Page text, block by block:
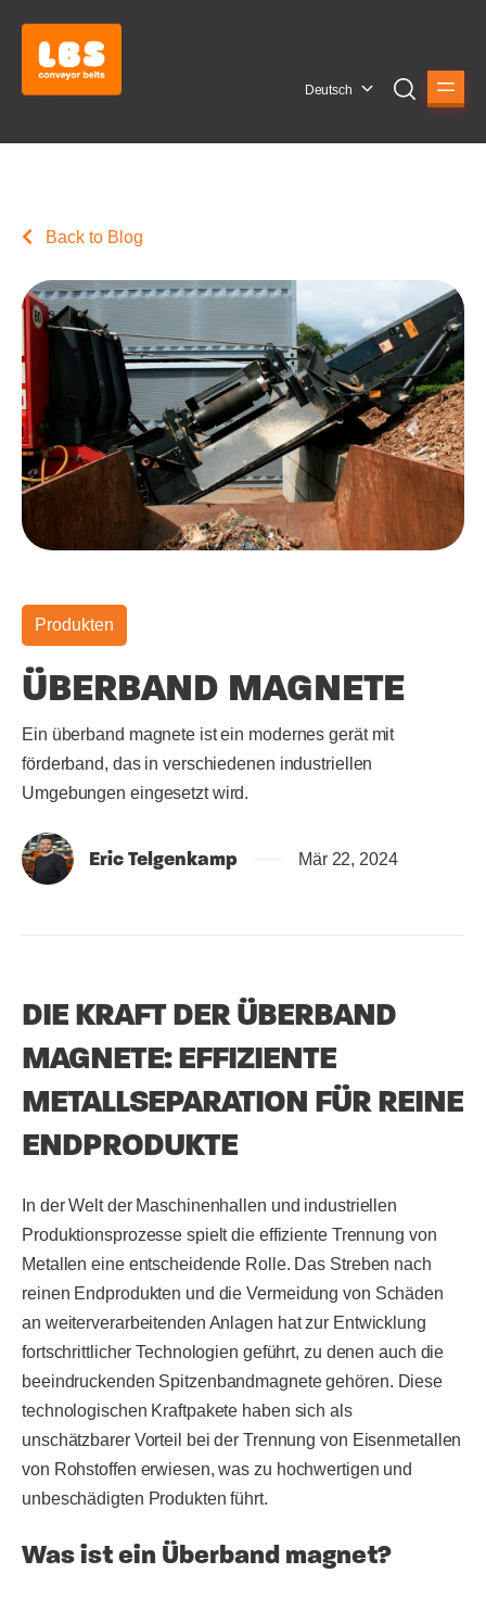
Deutsch
Back to Blog
Produkten
ÜBERBAND MAGNETE
Ein überband magnete ist ein modernes gerät mit
förderband, das in verschiedenen industriellen
Umgebungen eingesetzt wird.
Eric Telgenkamp Mär 22, 2024
DIE KRAFT DER ÜBERBAND
MAGNETE: EFFIZIENTE
METALLSEPARATION FÜR REINE
ENDPRODUKTE
In der Welt der Maschinenhallen und industriellen
Produktionsprozesse spielt die effiziente Trennung von
Metallen eine entscheidende Rolle. Das Streben nach
reinen Endprodukten und die Vermeidung von Schäden
an weiterverarbeitenden Anlagen hat zur Entwicklung
fortschrittlicher Technologien geführt, zu denen auch die
beeindruckenden Spitzenbandmagnete gehören. Diese
technologischen Kraftpakete haben sich als
unschätzbarer Vorteil bei der Trennung von Eisenmetallen
von Rohstoffen erwiesen, was zu hochwertigen und
unbeschädigten Produkten führt.
Was ist ein Überband magnet?